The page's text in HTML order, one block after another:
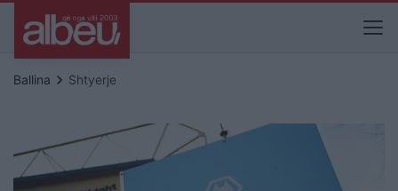
Ballina keyboard_arrow_right Shtyerje